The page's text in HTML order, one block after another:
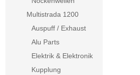
Multistrada 1200
Auspuff / Exhaust
Alu Parts
Elektrik & Elektronik
Kupplung